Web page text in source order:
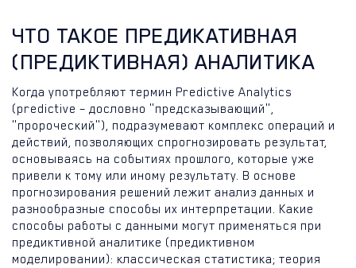
ЧТО ТАКОЕ ПРЕДИКАТИВНАЯ
(ПРЕДИКТИВНАЯ) АНАЛИТИКА
Когда употребляют термин Predictive Analytics
(predictive – дословно "предсказывающий",
"пророческий"), подразумевают комплекс операций и
действий, позволяющих спрогнозировать результат,
основываясь на событиях прошлого, которые уже
привели к тому или иному результату. В основе
прогнозирования решений лежит анализ данных и
разнообразные способы их интерпретации. Какие
способы работы с данными могут применяться при
предиктивной аналитике (предиктивном
моделировании): классическая статистика; теория